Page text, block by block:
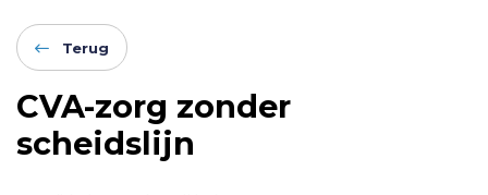
Terug
CVA-zorg zonder
scheidslijn